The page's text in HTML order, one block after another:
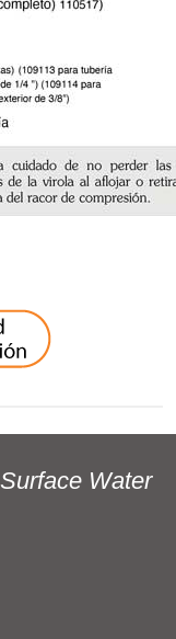
Water